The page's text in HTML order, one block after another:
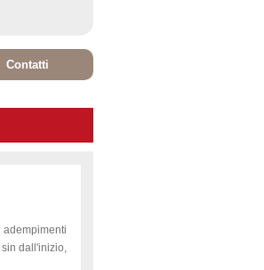
Contatti
dall'inizio,